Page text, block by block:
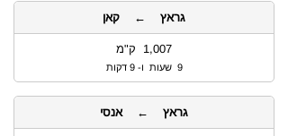
גראץ ← קאן
1,007 ק"מ
9 שעות ו- 9 דקות
גראץ ← אנסי